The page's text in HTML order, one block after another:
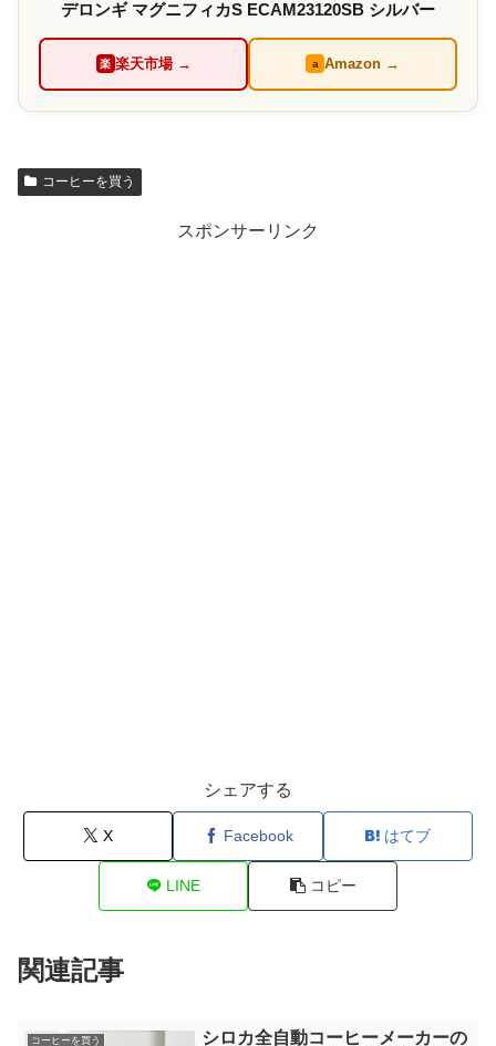
デロンギ マグニフィカS ECAM23120SB シルバー
楽 楽天市場 → a Amazon →
コーヒーを買う
スポンサーリンク
シェアする
X Facebook はてブ
LINE コピー
関連記事
コーヒーを買う
シロカ全自動コーヒーメーカーの